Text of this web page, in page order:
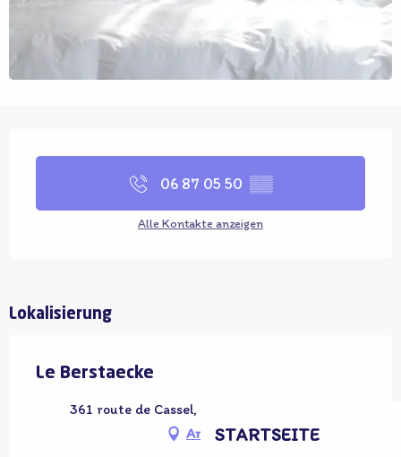
STARTSEITE
06 87 05 50 ▒▒
Alle Kontakte anzeigen
Lokalisierung
Le Berstaecke
361 route de Cassel, 59143 Wulverdinghe
Anfahrt